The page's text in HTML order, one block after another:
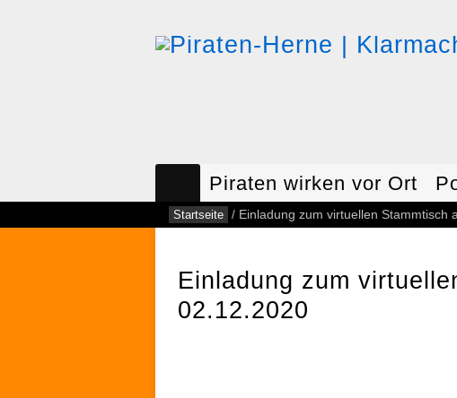
Piraten wirken vor Ort
Startseite / Einladung zum virtuellen Stammtisch
Einladung zum
02.12.2020